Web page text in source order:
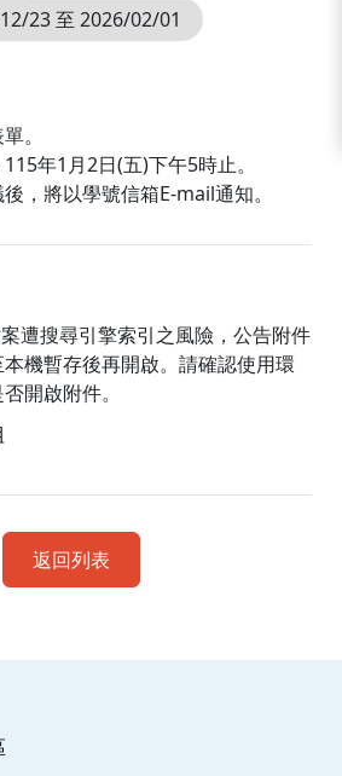
23 至 2026/02/01
。
年1月2日(五)下午5時止。
，將以學號信箱E-mail通知。
遭搜尋引擎索引之風險，公告附件
機暫存後再開啟。請確認使用環
開啟附件。
返回列表